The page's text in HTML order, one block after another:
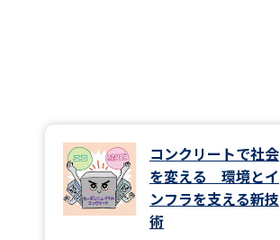
コンクリートで社会
を変える 環境とイ
ンフラを支える新技
術